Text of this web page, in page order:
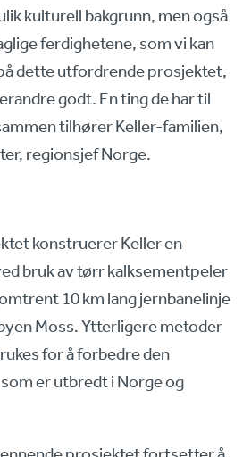
kulturell bakgrunn, men også
ferdighetene, som vi kan
dette utfordrende prosjektet,
godt. En ting de har til
tilhører Keller-familien,
regionsjef Norge.
konstruerer Keller en
bruk av tørr kalksementpeler
10 km lang jernbanelinje
Moss. Ytterligere metoder
for å forbedre den
er utbredt i Norge og